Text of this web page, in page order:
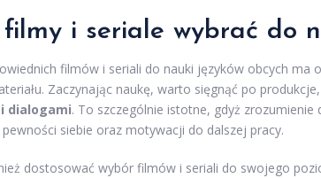
filmy i seriale wybrać do
filmów i seriali do nauki języków obcych ma
Zaczynając naukę, warto sięgnąć po
dialogami. To szczególnie istotne, gdyż
siebie oraz motywacji do dalszej pracy.
dostosować wybór filmów i seriali do swojego